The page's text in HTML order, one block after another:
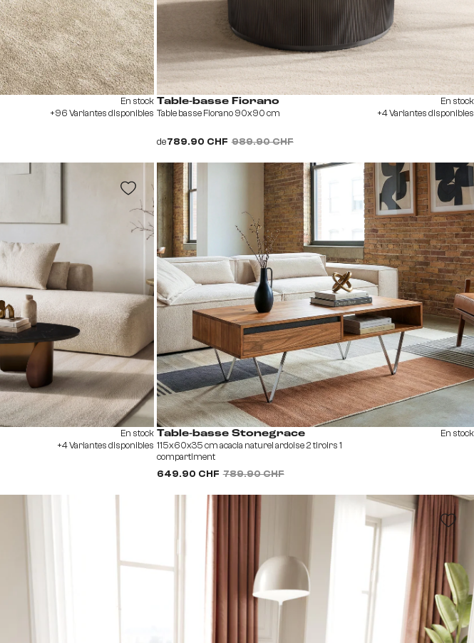
En stock
+96 Variantes disponibles
Table-basse Fiorano
Table basse Fiorano 90x90 cm
de789.90 CHF 989.90 CHF
En stock
+4 Variantes disponibles
En stock
+4 Variantes disponibles
Table-basse Stonegrace
115x60x35 cm acacia naturel ardoise 2 tiroirs 1
compartiment
649.90 CHF 789.90 CHF
En stock